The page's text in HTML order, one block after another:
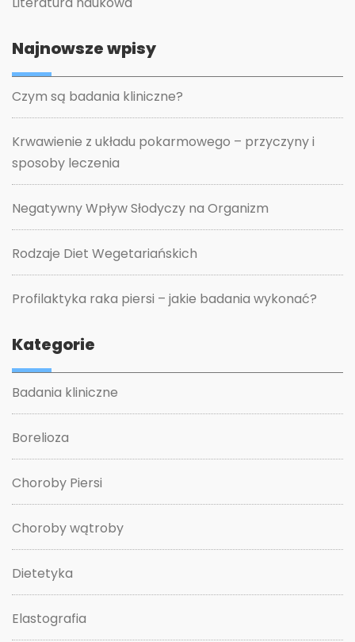
Najnowsze wpisy
Czym są badania kliniczne?
Krwawienie z układu pokarmowego – przyczyny i
sposoby leczenia
Negatywny Wpływ Słodyczy na Organizm
Rodzaje Diet Wegetariańskich
Profilaktyka raka piersi – jakie badania wykonać?
Kategorie
Badania kliniczne
Borelioza
Choroby Piersi
Choroby wątroby
Dietetyka
Elastografia